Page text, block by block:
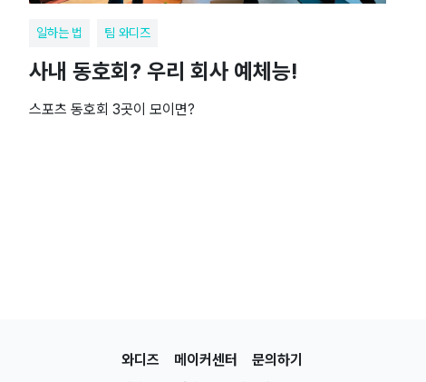
일하는 법 팀 와디즈
사내 동호회? 우리 회사 예체능!
스포츠 동호회 3곳이 모이면?
와디즈 메이커센터 문의하기